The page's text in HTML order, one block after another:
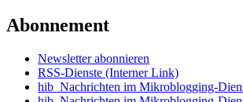
Abonnement
Newsletter abonnieren
RSS-Dienste (Interner Link)
hib_Nachrichten im Mikroblogging-